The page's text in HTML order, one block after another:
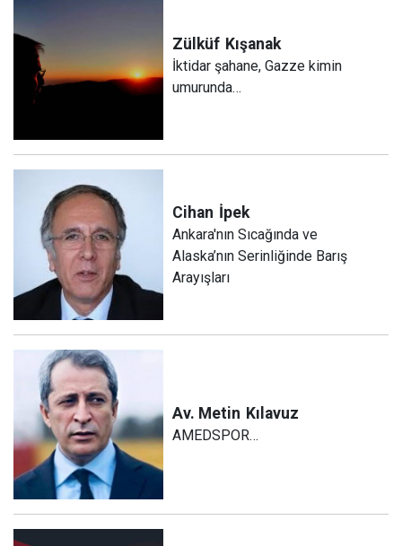
Zülküf Kışanak
İktidar şahane, Gazze kimin
umurunda…
Cihan İpek
Ankara'nın Sıcağında ve
Alaska’nın Serinliğinde Barış
Arayışları
Av. Metin Kılavuz
AMEDSPOR…